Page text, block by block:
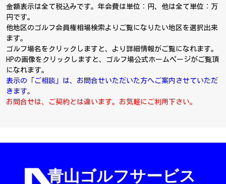
金額表示は全て税込みです。年会費は単位：円、他は全て単位：万
円です。
他地区のゴルフ会員権相場検索よりご覧になりたい地区を選択出来
ます。
ゴルフ場名をクリックしますと、より詳細情報がご覧になれます。
HPの画像をクリックしますと、ゴルフ場公式ホームページがご覧頂
になれます。
表示の「ご相談」は、お問合せいただいた方へご案内させていただ
きます。
お問合せは、ご契約とは違います。お気軽にご利用下さい。